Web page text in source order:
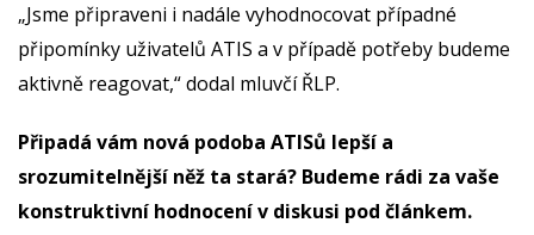
„Jsme připraveni i nadále vyhodnocovat případné
připomínky uživatelů ATIS a v případě potřeby budeme
aktivně reagovat,“ dodal mluvčí ŘLP.
Připadá vám nová podoba ATISů lepší a
srozumitelnější něž ta stará? Budeme rádi za vaše
konstruktivní hodnocení v diskusi pod článkem.